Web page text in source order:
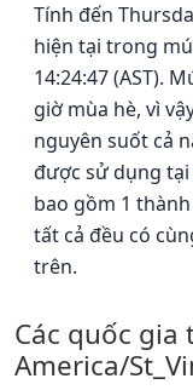
Tính đến
hiện tại trong
14:24:47 (AST).
giờ mùa hè, vì
nguyên suốt cả
được sử dụng tại
bao gồm 1
tất cả đều có
trên.
Các quốc
America/